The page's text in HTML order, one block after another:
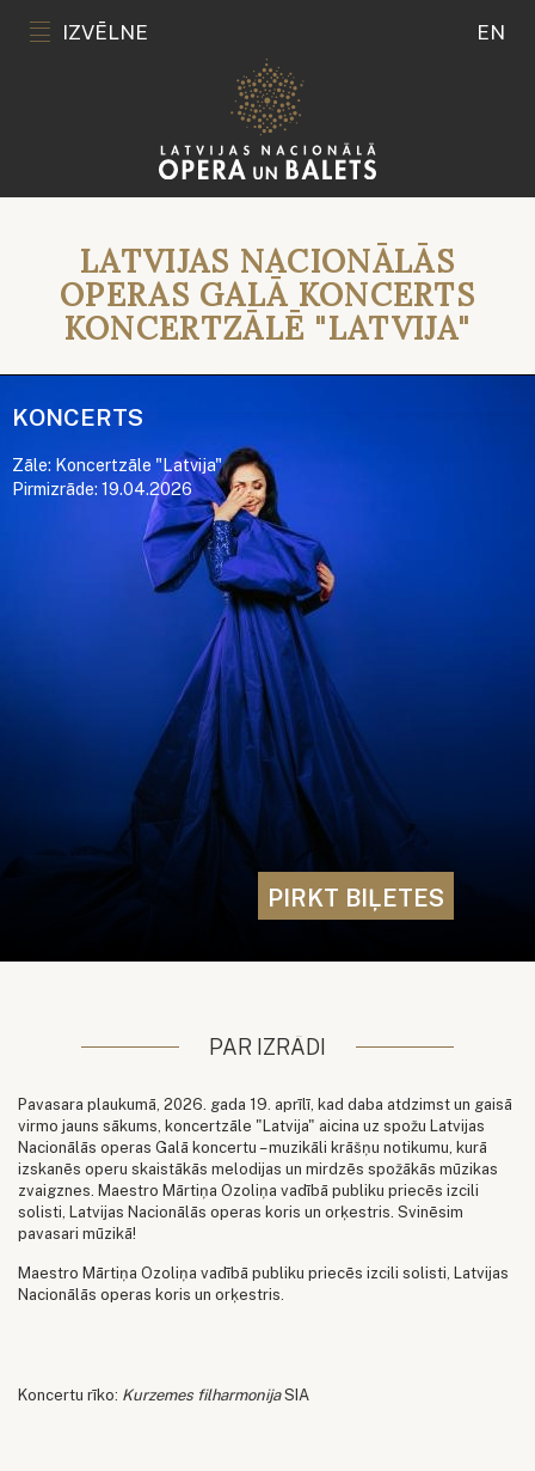
IZVĒLNE EN
LATVIJAS NACIONĀLĀS
OPERAS GALĀ KONCERTS
KONCERTZĀLĒ "LATVIJA"
KONCERTS
Zāle: Koncertzāle "Latvija"
Pirmizrāde: 19.04.2026
PIRKT BIĻETES
PAR IZRĀDI
Pavasara plaukumā, 2026. gada 19. aprīlī, kad daba atdzimst un gaisā
virmo jauns sākums, koncertzāle "Latvija" aicina uz spožu Latvijas
Nacionālās operas Galā koncertu – muzikāli krāšņu notikumu, kurā
izskanēs operu skaistākās melodijas un mirdzēs spožākās mūzikas
zvaigznes. Maestro Mārtiņa Ozoliņa vadībā publiku priecēs izcili
solisti, Latvijas Nacionālās operas koris un orķestris. Svinēsim
pavasari mūzikā!
Maestro Mārtiņa Ozoliņa vadībā publiku priecēs izcili solisti, Latvijas
Nacionālās operas koris un orķestris.
Koncertu rīko: Kurzemes filharmonijaSIA